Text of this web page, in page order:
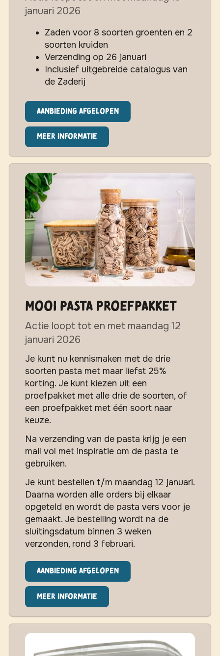
januari 2026
Zaden voor 8 soorten groenten en 2
soorten kruiden
Verzending op 26 januari
Inclusief uitgebreide catalogus van
de Zaderij
Aanbieding afgelopen
Meer informatie
MOOI Pasta proefpakket
Actie loopt tot en met maandag 12
januari 2026
Je kunt nu kennismaken met de drie
soorten pasta met maar liefst 25%
korting. Je kunt kiezen uit een
proefpakket met alle drie de soorten, of
een proefpakket met één soort naar
keuze.
Na verzending van de pasta krijg je een
mail vol met inspiratie om de pasta te
gebruiken.
Je kunt bestellen t/m maandag 12 januari.
Daarna worden alle orders bij elkaar
opgeteld en wordt de pasta vers voor je
gemaakt. Je bestelling wordt na de
sluitingsdatum binnen 3 weken
verzonden, rond 3 februari.
Aanbieding afgelopen
Meer informatie